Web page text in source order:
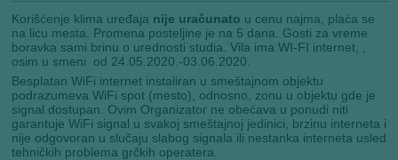
Korišćenje klima uređaja nije uračunato u cenu najma, plaća se
na licu mesta. Promena posteljine je na 5 dana. Gosti za vreme
boravka sami brinu o urednosti studia. Vila ima WI-FI internet, ,
osim u smeni od 24.05.2020.-03.06.2020.
Besplatan WiFi internet instaliran u smeštajnom objektu
podrazumeva WiFi spot (mesto), odnosno, zonu u objektu gde je
signal dostupan. Ovim Organizator ne obećava u ponudi niti
garantuje WiFi signal u svakoj smeštajnoj jedinici, brzinu interneta i
nije odgovoran u slučaju slabog signala ili nestanka interneta usled
tehničkih problema grčkih operatera.